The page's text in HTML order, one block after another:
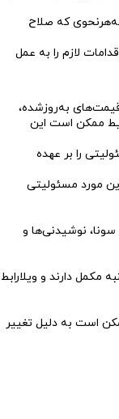
که صلاح
لازم را به عمل
به‌روزشده،
ممکن است این
را بر عهده
مورد مسئولیتی
سونا، نوشیدنی‌ها و
دارند و ویلارابط
است به دلیل تغییر